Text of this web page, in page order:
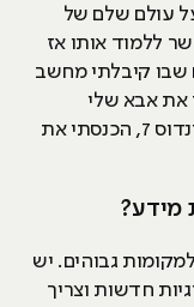
עולם שלם של
ללמוד אותו אז
שבו קיבלתי מחשב
את אבא שלי
(שמעון) מחכה לי עם דיסק מקורי של ווינדוס 7, הכנסתי את
מידע?
גבוהים. יש
חדשות וצריך